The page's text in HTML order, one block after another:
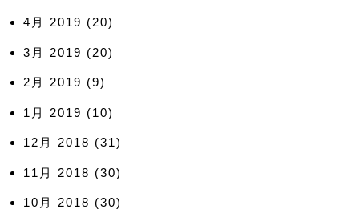
4月 2019 (20)
3月 2019 (20)
2月 2019 (9)
1月 2019 (10)
12月 2018 (31)
11月 2018 (30)
10月 2018 (30)